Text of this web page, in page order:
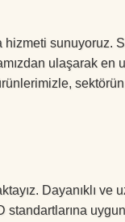
hizmeti sunuyoruz.
ulaşarak en
sektörün
Dayanıklı ve
standartlarına